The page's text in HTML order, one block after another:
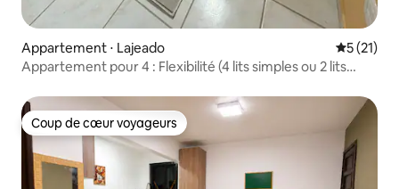
Appartement ⋅ Lajeado
5 (21)
Appartement pour 4 : Flexibilité (4 lits simples ou 2 lits
Coup de cœur voyageurs
Coup de cœur voyageurs